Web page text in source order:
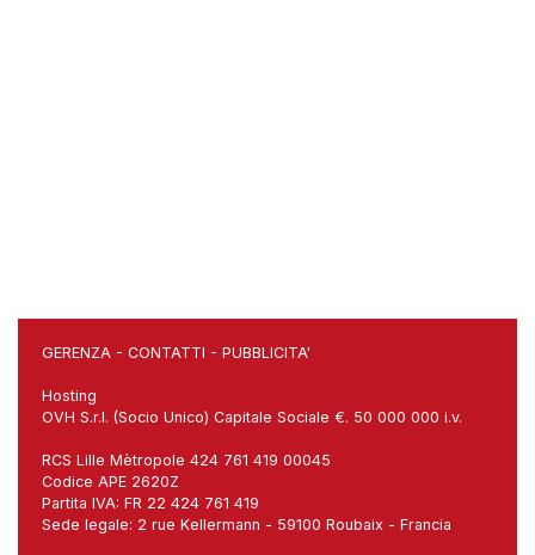
GERENZA - CONTATTI - PUBBLICITA'
Hosting
OVH S.r.l. (Socio Unico) Capitale Sociale €. 50 000 000 i.v.
RCS Lille Mètropole 424 761 419 00045
Codice APE 2620Z
Partita IVA: FR 22 424 761 419
Sede legale: 2 rue Kellermann - 59100 Roubaix - Francia